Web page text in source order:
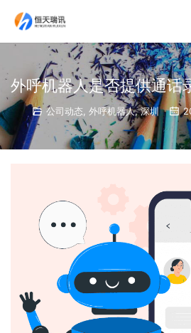
外呼机器人是否提供通话
公司动态 外呼机器人,深圳